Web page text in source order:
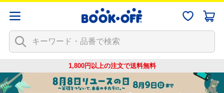
1,800円以上の注文で送料無料